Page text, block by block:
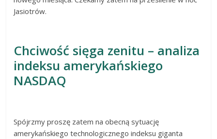
Jasiotrów.
Chciwość sięga zenitu – analiza
indeksu amerykańskiego
NASDAQ
Spójrzmy proszę zatem na obecną sytuację
amerykańskiego technologicznego indeksu giganta